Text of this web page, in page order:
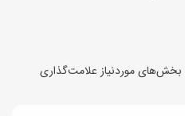
بخش‌های موردنیاز علامت‌گذاری